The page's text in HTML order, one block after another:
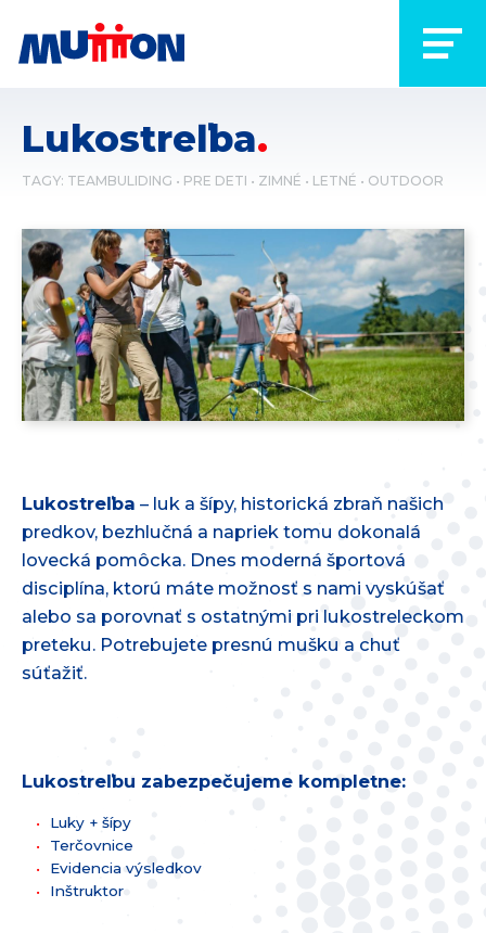
Lukostreľba
TAGY: TEAMBULIDING PRE DETI ZIMNÉ LETNÉ OUTDOOR
Lukostreľba – luk a šípy, historická zbraň našich
predkov, bezhlučná a napriek tomu dokonalá
lovecká pomôcka. Dnes moderná športová
disciplína, ktorú máte možnosť s nami vyskúšať
alebo sa porovnať s ostatnými pri lukostreleckom
preteku. Potrebujete presnú mušku a chuť
súťažiť.
Lukostreľbu zabezpečujeme kompletne:
Luky + šípy
Terčovnice
Evidencia výsledkov
Inštruktor